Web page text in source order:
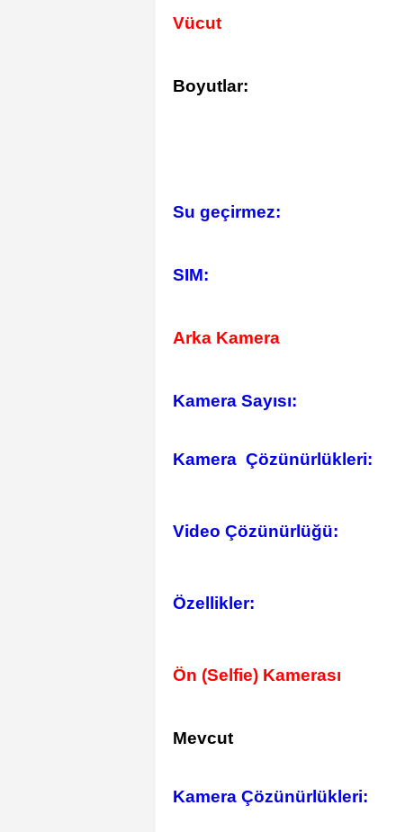
Vücut
Boyutlar:
Su geçirmez:
SIM:
Arka Kamera
Kamera Sayısı:
Kamera Çözünürlükleri:
Video Çözünürlüğü:
Özellikler:
Ön (Selfie) Kamerası
Mevcut
Kamera Çözünürlükleri: